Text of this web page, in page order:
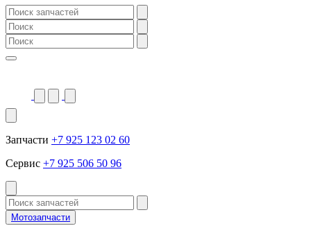
Запчасти +7 925 123 02 60
Сервис +7 925 506 50 96
Мотозапчасти